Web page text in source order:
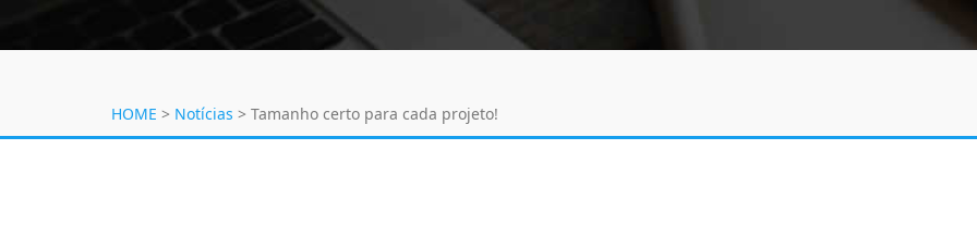
HOME > Notícias > Tamanho certo para cada projeto!